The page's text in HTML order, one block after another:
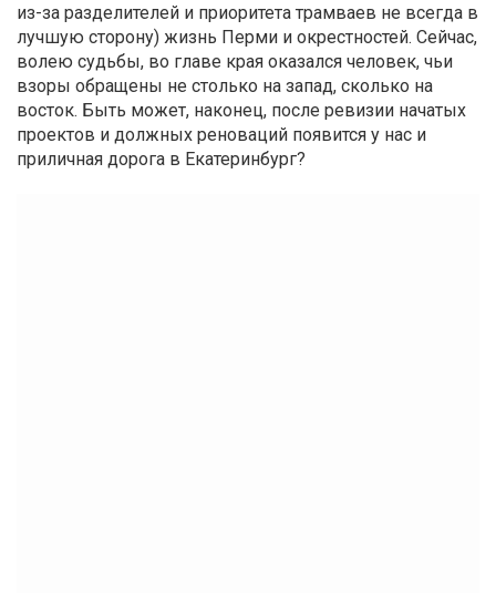
из-за разделителей и приоритета трамваев не всегда в
лучшую сторону) жизнь Перми и окрестностей. Сейчас,
волею судьбы, во главе края оказался человек, чьи
взоры обращены не столько на запад, сколько на
восток. Быть может, наконец, после ревизии начатых
проектов и должных реноваций появится у нас и
приличная дорога в Екатеринбург?